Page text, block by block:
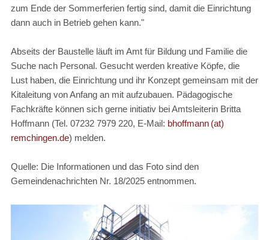
zum Ende der Sommerferien fertig sind, damit die Einrichtung
dann auch in Betrieb gehen kann."
Abseits der Baustelle läuft im Amt für Bildung und Familie die
Suche nach Personal. Gesucht werden kreative Köpfe, die
Lust haben, die Einrichtung und ihr Konzept gemeinsam mit der
Kitaleitung von Anfang an mit aufzubauen. Pädagogische
Fachkräfte können sich gerne initiativ bei Amtsleiterin Britta
Hoffmann (Tel. 07232 7979 220, E-Mail: bhoffmann (at)
remchingen.de) melden.
Quelle: Die Informationen und das Foto sind den
Gemeindenachrichten Nr. 18/2025 entnommen.